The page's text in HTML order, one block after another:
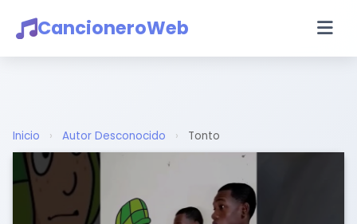
CancioneroWeb
Inicio › Autor Desconocido › Tonto